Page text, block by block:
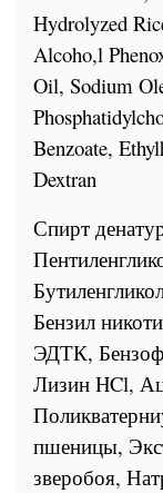
Hydrolyzed
Alcoho,l
Oil, Sodium
Benzoate,
Dextran
Спирт
Бензил
ЭДТК,
Лизин HCl,
пшеницы,
зверобоя,